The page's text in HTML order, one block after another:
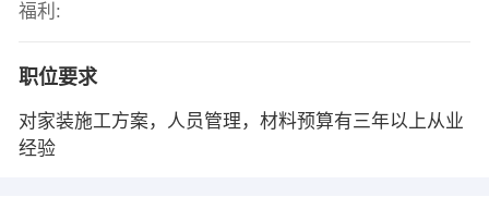
福利:
职位要求
对家装施工方案，人员管理，材料预算有三年以上从业
经验